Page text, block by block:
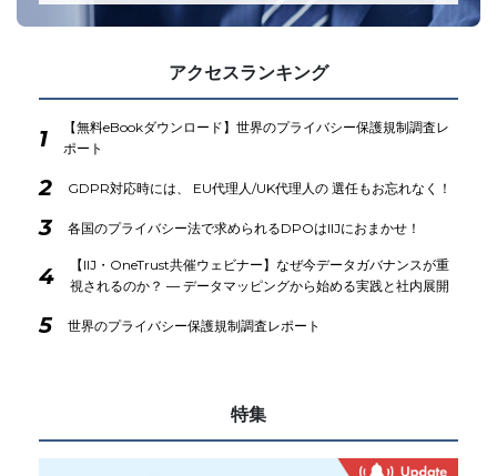
アクセスランキング
1
【無料eBookダウンロード】世界のプライバシー保護規制調査レ
ポート
2 GDPR対応時には、 EU代理人/UK代理人の 選任もお忘れなく！
3 各国のプライバシー法で求められるDPOはIIJにおまかせ！
4
【IIJ・OneTrust共催ウェビナー】なぜ今データガバナンスが重
視されるのか？ ― データマッピングから始める実践と社内展開
5 世界のプライバシー保護規制調査レポート
特集